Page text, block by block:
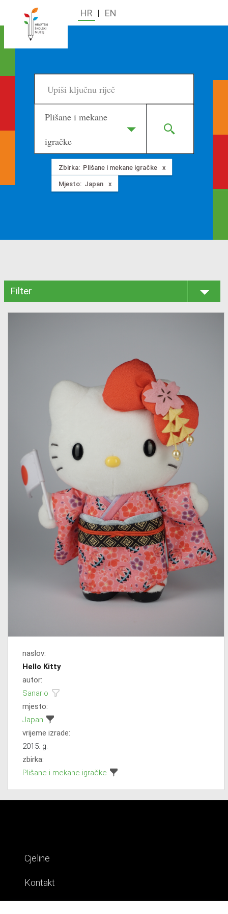
HR | EN
Plišane i mekane
igračke
Zbirka: Plišane i mekane igračke
Mjesto: Japan
Filter
naslov:
Hello Kitty
autor:
Sanario
mjesto:
Japan
vrijeme izrade:
2015. g.
zbirka:
Plišane i mekane igračke
Cjeline
Kontakt